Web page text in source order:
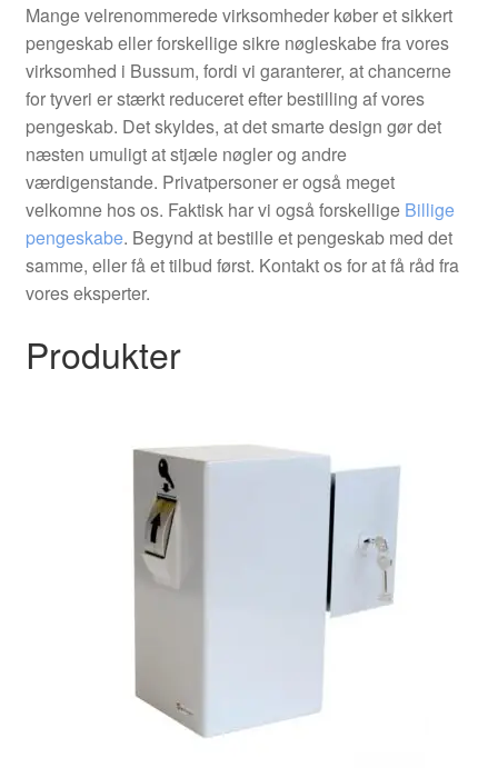
Mange velrenommerede virksomheder køber et sikkert
pengeskab eller forskellige sikre nøgleskabe fra vores
virksomhed i Bussum, fordi vi garanterer, at chancerne
for tyveri er stærkt reduceret efter bestilling af vores
pengeskab. Det skyldes, at det smarte design gør det
næsten umuligt at stjæle nøgler og andre
værdigenstande. Privatpersoner er også meget
velkomne hos os. Faktisk har vi også forskellige Billige
pengeskabe. Begynd at bestille et pengeskab med det
samme, eller få et tilbud først. Kontakt os for at få råd fra
vores eksperter.
Produkter